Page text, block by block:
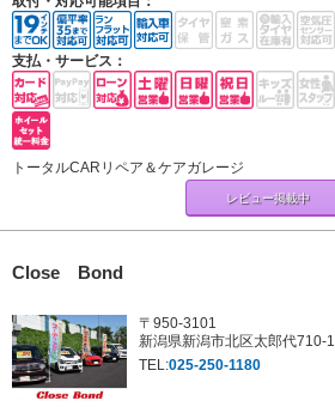
支払・サービス：
トータルCARリペア＆ケアガレージ
レビュー掲載中
Close Bond
〒950-3101
新潟県新潟市北区太郎代710-1
TEL:025-250-1180